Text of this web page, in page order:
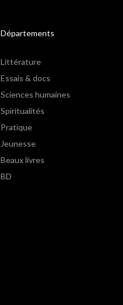
Départements
Littérature
Essais & docs
Sciences humaines
Spiritualités
Pratique
Jeunesse
Beaux livres
BD